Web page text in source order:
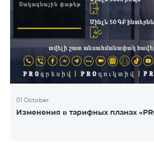
01 October
Изменения в тарифных планах